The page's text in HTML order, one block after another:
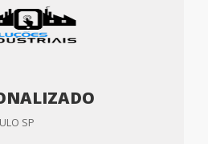
SP